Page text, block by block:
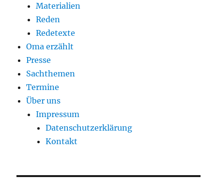
Materialien
Reden
Redetexte
Oma erzählt
Presse
Sachthemen
Termine
Über uns
Impressum
Datenschutzerklärung
Kontakt